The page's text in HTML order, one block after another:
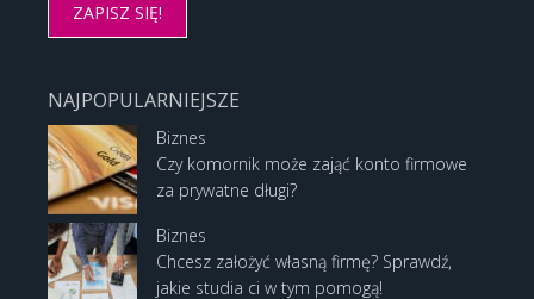
NAJPOPULARNIEJSZE
Biznes
Czy komornik może zająć konto firmowe
za prywatne długi?
Biznes
Chcesz założyć własną firmę? Sprawdź,
jakie studia ci w tym pomogą!